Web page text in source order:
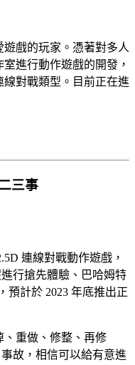
戲的玩家。憑著對多人
進行動作遊戲的開發，
對戰類型。目前正在進
三事
連線對戰動作遊戲，
行搶先體驗、巴哈姆特
預計於 2023 年底推出正
、重做、修整、再修
故，相信可以給有意進